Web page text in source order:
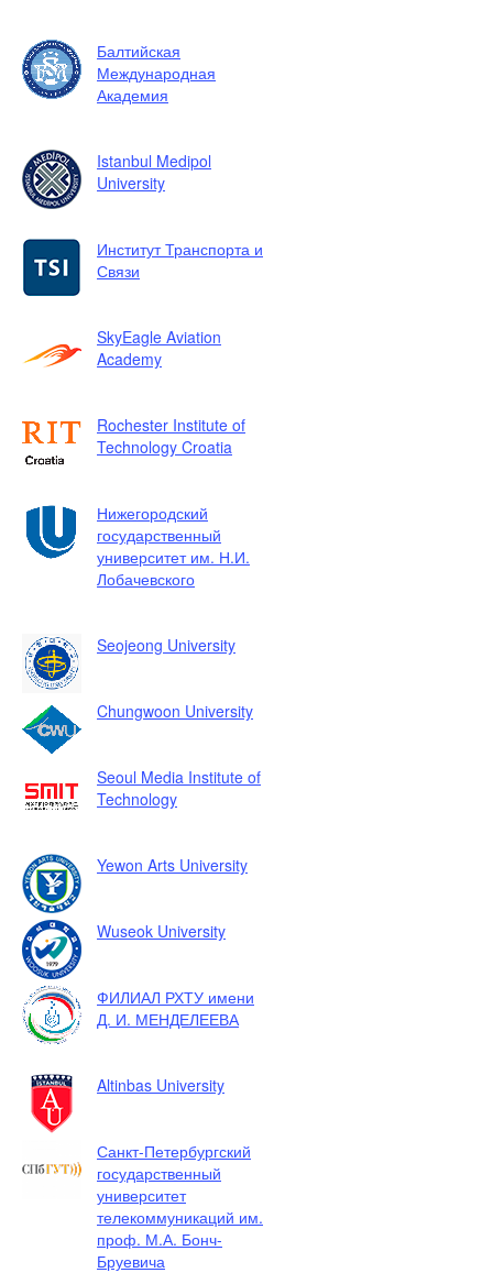
Балтийская
Международная
Академия
Istanbul Medipol
University
Институт Транспорта и
Связи
SkyEagle Aviation
Academy
Rochester Institute of
Technology Croatia
Нижегородский
государственный
университет им. Н.И.
Лобачевского
Seojeong University
Chungwoon University
Seoul Media Institute of
Technology
Yewon Arts University
Wuseok University
ФИЛИАЛ РХТУ имени
Д. И. МЕНДЕЛЕЕВА
Altinbas University
Санкт-Петербургский
государственный
университет
телекоммуникаций им.
проф. М.А. Бонч-
Бруевича